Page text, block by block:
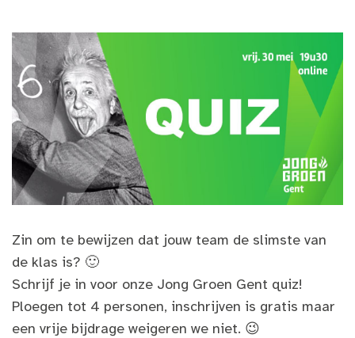
Zin om te bewijzen dat jouw team de slimste van
de klas is? 🙂
Schrijf je in voor onze Jong Groen Gent quiz!
Ploegen tot 4 personen, inschrijven is gratis maar
een vrije bijdrage weigeren we niet. 😉